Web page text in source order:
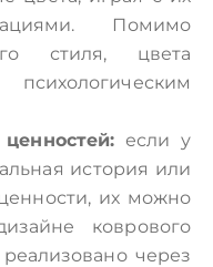
Помимо
стиля, цвета
если у
история или
их можно
коврового
через